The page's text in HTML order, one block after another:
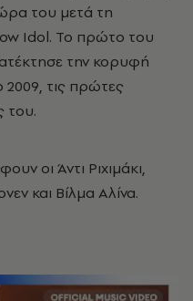
του μετά τη
Idol. Το πρώτο του
την κορυφή
τις πρώτες
του.
οι Άντι Ριχιμάκι,
και Βίλμα Αλίνα.